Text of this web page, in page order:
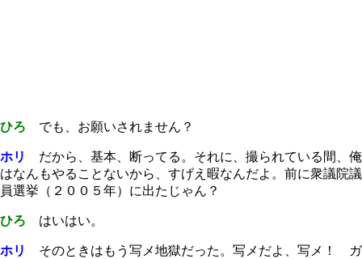
ひろ でも、お願いされません？
ホリ
だから、基本、断ってる。それに、撮られている間、俺
はなんもやることないから、すげえ暇なんだよ。前に衆議院議
員選挙（２００５年）に出たじゃん？
ひろ はいはい。
ホリ
そのときはもう写メ地獄だった。写メだよ、写メ！ ガ